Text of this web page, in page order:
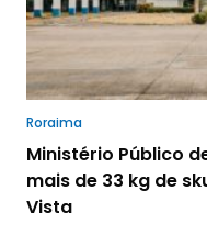
Roraima
Ministério Público
mais de 33 kg de
Vista